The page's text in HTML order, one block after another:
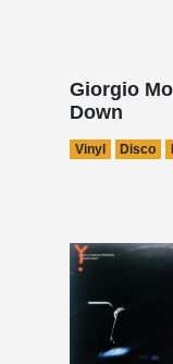
Giorgio
Down
Vinyl Disco